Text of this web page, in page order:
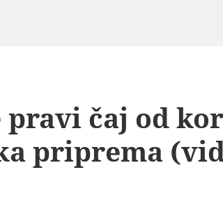
pravi čaj od
priprema